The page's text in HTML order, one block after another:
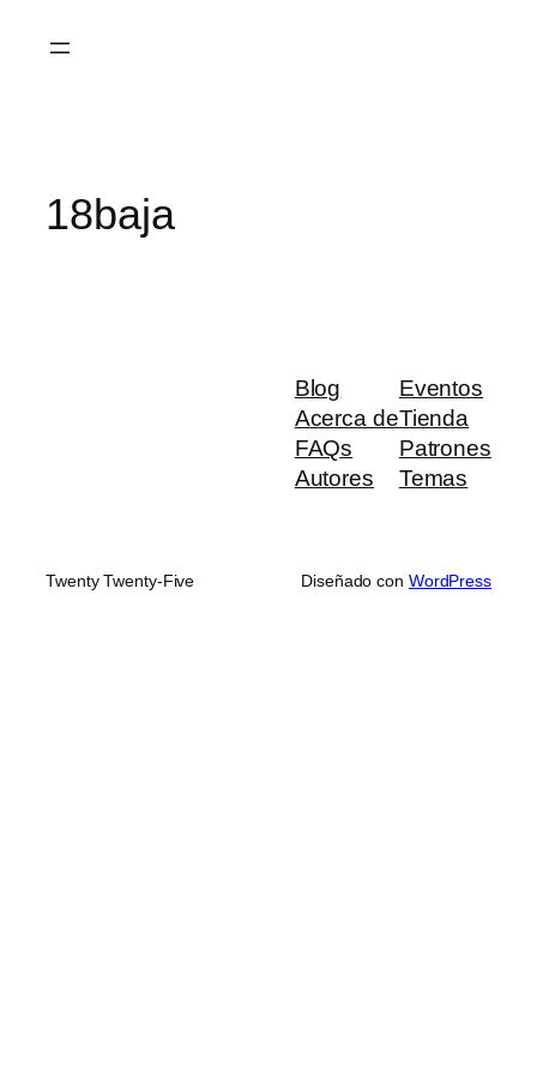
18baja
Blog
Acerca de
FAQs
Autores
Eventos
Tienda
Patrones
Temas
Twenty Twenty-Five Diseñado con WordPress